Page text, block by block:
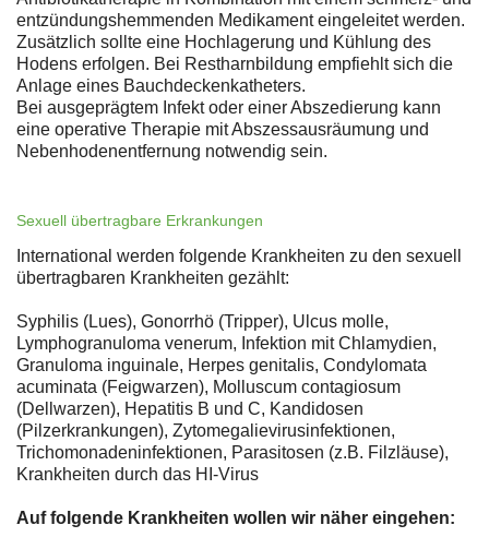
entzündungshemmenden Medikament eingeleitet werden.
Zusätzlich sollte eine Hochlagerung und Kühlung des
Hodens erfolgen. Bei Restharnbildung empfiehlt sich die
Anlage eines Bauchdeckenkatheters.
Bei ausgeprägtem Infekt oder einer Abszedierung kann
eine operative Therapie mit Abszessausräumung und
Nebenhodenentfernung notwendig sein.
Sexuell übertragbare Erkrankungen
International werden folgende Krankheiten zu den sexuell
übertragbaren Krankheiten gezählt:
Syphilis (Lues), Gonorrhö (Tripper), Ulcus molle,
Lymphogranuloma venerum, Infektion mit Chlamydien,
Granuloma inguinale, Herpes genitalis, Condylomata
acuminata (Feigwarzen), Molluscum contagiosum
(Dellwarzen), Hepatitis B und C, Kandidosen
(Pilzerkrankungen), Zytomegalievirusinfektionen,
Trichomonadeninfektionen, Parasitosen (z.B. Filzläuse),
Krankheiten durch das HI-Virus
Auf folgende Krankheiten wollen wir näher eingehen: